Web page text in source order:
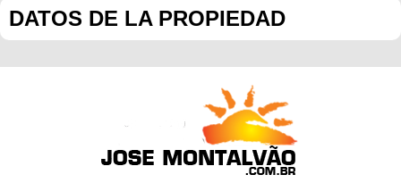
DATOS DE LA PROPIEDAD